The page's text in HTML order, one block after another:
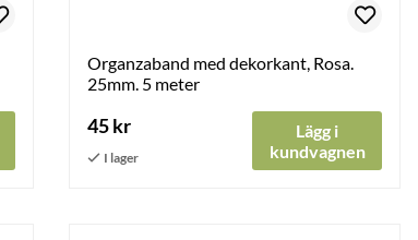
Organzaband med dekorkant, Rosa.
25mm. 5 meter
45 kr
Lägg i
kundvagnen